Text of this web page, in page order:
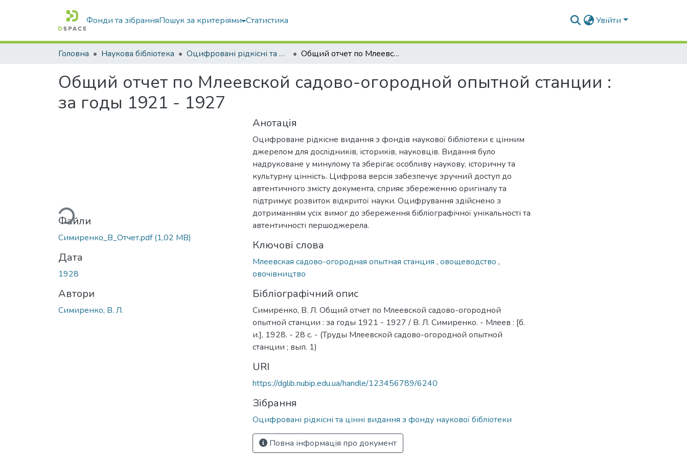
Фонди та зібранняПошук за критеріями Статистика Увійти
Головна Наукова бібліотека Оцифровані рідкісні та цінні видання з фонду наукової бібліотеки Общий отчет по Млеевской садово-огородной опытной станции : за годы 1921 - 1927
Общий отчет по Млеевской садово-огородной опытной станции :
за годы 1921 - 1927
Вантажиться...
Файли
Симиренко_В_Отчет.pdf(1,02 MB)
Дата
1928
Автори
Симиренко, В. Л.
Анотація
Оцифроване рідкісне видання з фондів наукової бібліотеки є цінним
джерелом для дослідників, істориків, науковців. Видання було
надруковане у минулому та зберігає особливу наукову, історичну та
культурну цінність. Цифрова версія забезпечує зручний доступ до
автентичного змісту документа, сприяє збереженню оригіналу та
підтримує розвиток відкритої науки. Оцифрування здійснено з
дотриманням усіх вимог до збереження бібліографічної унікальності та
автентичності першоджерела.
Ключові слова
Млеевская садово-огородная опытная станция , овощеводство ,
овочівництво
Бібліографічний опис
Симиренко, В. Л. Общий отчет по Млеевской садово-огородной
опытной станции : за годы 1921 - 1927 / В. Л. Симиренко. - Млеев : [б.
и.], 1928. - 28 с. - (Труды Млеевской садово-огородной опытной
станции ; вып. 1)
URI
https://dglib.nubip.edu.ua/handle/123456789/6240
Зібрання
Оцифровані рідкісні та цінні видання з фонду наукової бібліотеки
Повна інформація про документ